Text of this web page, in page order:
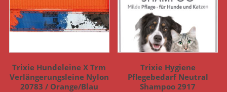
Trixie Hundeleine X Trm
Verlängerungsleine Nylon
20783 / Orange/Blau
Trixie Hygiene
Pflegebedarf Neutral
Shampoo 2917